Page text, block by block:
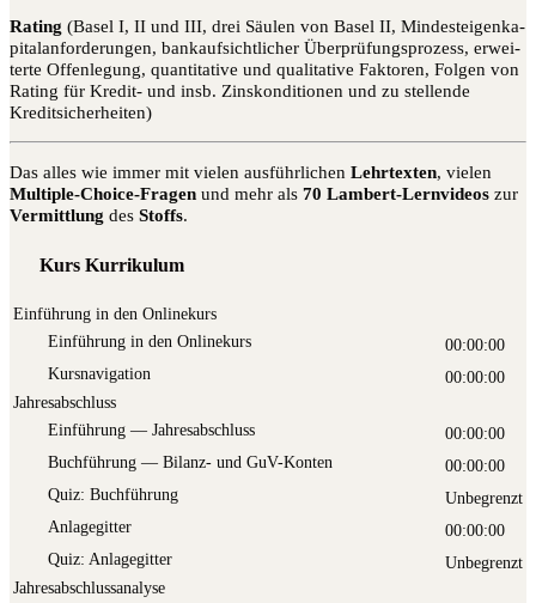
Rating (Basel I, II und III, drei Säu­len von Basel II, Min­dest­ei­gen­ka­
pi­tal­an­for­de­run­gen, bank­auf­sicht­li­cher Über­prü­fungs­pro­zess, erwei­
ter­te Offen­le­gung, quan­ti­ta­ti­ve und qua­li­ta­ti­ve Fak­to­ren, Fol­gen von
Rating für Kre­dit- und insb. Zins­kon­di­tio­nen und zu stel­len­de
Kreditsicherheiten)
Das alles wie immer mit vie­len aus­führ­li­chen Lehr­tex­ten, vie­len
Mul­ti­ple-Choice-Fra­gen und mehr als 70 Lam­bert-Lern­vi­de­os zur
Ver­mitt­lung des Stoffs.
Kurs Kurrikulum
Einführung in den Onlinekurs
Ein­füh­rung in den Onlinekurs
00:00:00
Kurs­na­vi­ga­ti­on
00:00:00
Jahresabschluss
Ein­füh­rung — Jahresabschluss
00:00:00
Buch­füh­rung — Bilanz- und GuV-Konten
00:00:00
Quiz: Buch­füh­rung
Unbegrenzt
Anla­ge­git­ter
00:00:00
Quiz: Anla­ge­git­ter
Unbegrenzt
Jahresabschlussanalyse